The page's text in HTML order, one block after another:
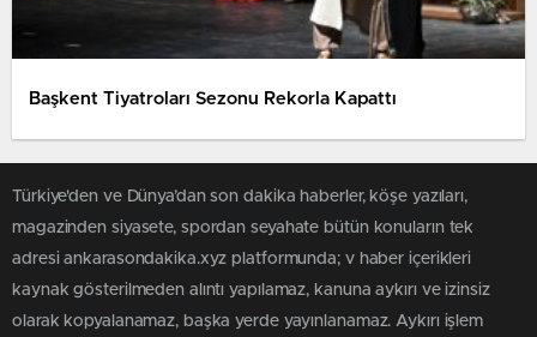
Başkent Tiyatroları Sezonu Rekorla Kapattı
Türkiye'den ve Dünya’dan son dakika haberler, köşe yazıları,
magazinden siyasete, spordan seyahate bütün konuların tek
adresi ankarasondakika.xyz platformunda; v haber içerikleri
kaynak gösterilmeden alıntı yapılamaz, kanuna aykırı ve izinsiz
olarak kopyalanamaz, başka yerde yayınlanamaz. Aykırı işlem